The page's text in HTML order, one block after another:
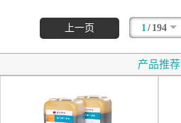
上一页 1 / 194
产品推荐